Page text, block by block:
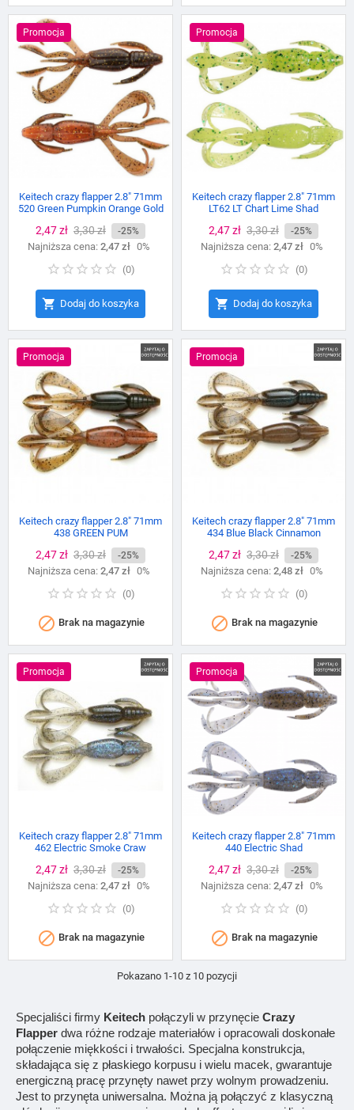
Promocja
Keitech crazy flapper 2.8" 71mm
520 Green Pumpkin Orange Gold
Cena
2,47 zł Cena
podstawowa
3,30 zł -25%
Najniższa cena: 2,47 zł 0%
(0)
 Dodaj do koszyka
Promocja
Keitech crazy flapper 2.8" 71mm
LT62 LT Chart Lime Shad
Cena
2,47 zł Cena
podstawowa
3,30 zł -25%
Najniższa cena: 2,47 zł 0%
(0)
 Dodaj do koszyka
Promocja
Keitech crazy flapper 2.8" 71mm
438 GREEN PUM
Cena
2,47 zł Cena
podstawowa
3,30 zł -25%
Najniższa cena: 2,47 zł 0%
(0)
 Brak na magazynie
Promocja
Keitech crazy flapper 2.8" 71mm
434 Blue Black Cinnamon
Cena
2,47 zł Cena
podstawowa
3,30 zł -25%
Najniższa cena: 2,48 zł 0%
(0)
 Brak na magazynie
Promocja
Keitech crazy flapper 2.8" 71mm
462 Electric Smoke Craw
Cena
2,47 zł Cena
podstawowa
3,30 zł -25%
Najniższa cena: 2,47 zł 0%
(0)
 Brak na magazynie
Promocja
Keitech crazy flapper 2.8" 71mm
440 Electric Shad
Cena
2,47 zł Cena
podstawowa
3,30 zł -25%
Najniższa cena: 2,47 zł 0%
(0)
 Brak na magazynie
Pokazano 1-10 z 10 pozycji
Specjaliści firmy Keitech połączyli w przynęcie Crazy
Flapper dwa różne rodzaje materiałów i opracowali doskonałe
połączenie miękkości i trwałości. Specjalna konstrukcja,
składająca się z płaskiego korpusu i wielu macek, gwarantuje
energiczną pracę przynęty nawet przy wolnym prowadzeniu.
Jest to przynęta uniwersalna. Można ją połączyć z klasyczną